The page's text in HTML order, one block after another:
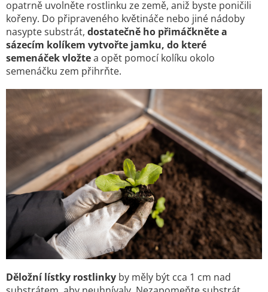
opatrně uvolněte rostlinku ze země, aniž byste poničili
kořeny. Do připraveného květináče nebo jiné nádoby
nasypte substrát, dostatečně ho přimáčkněte a
sázecím kolíkem vytvořte jamku, do které
semenáček vložtea opět pomocí kolíku okolo
semenáčku zem přihrňte.
Děložní lístky rostlinky by měly být cca 1 cm nad